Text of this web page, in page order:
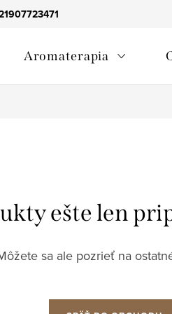
osobných údajov
Aromaterapia
ešte len
sa ale pozrieť na